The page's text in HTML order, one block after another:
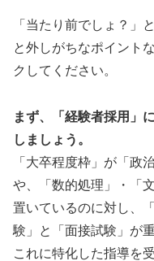
「当たり前でしょ？」
と外しがちなポイント
クしてください。
まず、「経験者採用」
しましょう。
「大卒程度枠」が「政
や、「数的処理」・「
置いているのに対し、
験」と「面接試験」が
これに特化した指導を